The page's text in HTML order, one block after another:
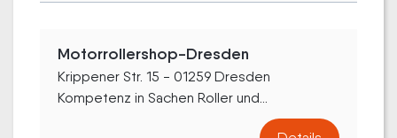
Motorrollershop-Dresden
Krippener Str. 15 - 01259 Dresden
Kompetenz in Sachen Roller und...